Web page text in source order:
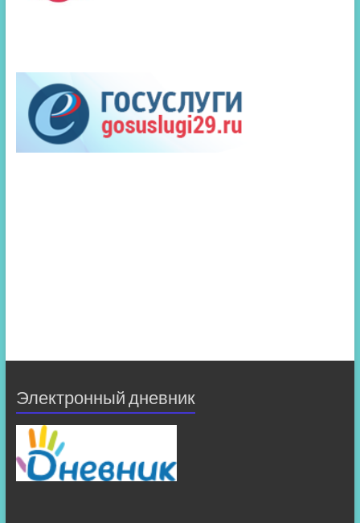
Электронный дневник